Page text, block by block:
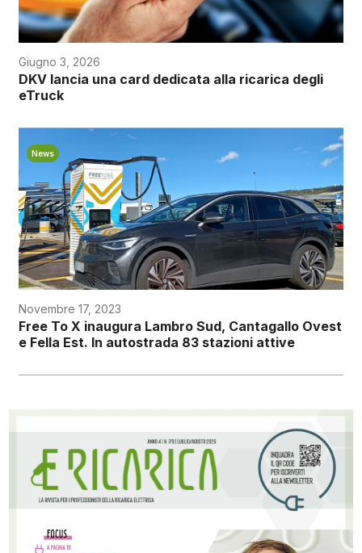
Giugno 3, 2026
DKV lancia una card dedicata alla ricarica degli
eTruck
News
Novembre 17, 2023
Free To X inaugura Lambro Sud, Cantagallo Ovest
e Fella Est. In autostrada 83 stazioni attive